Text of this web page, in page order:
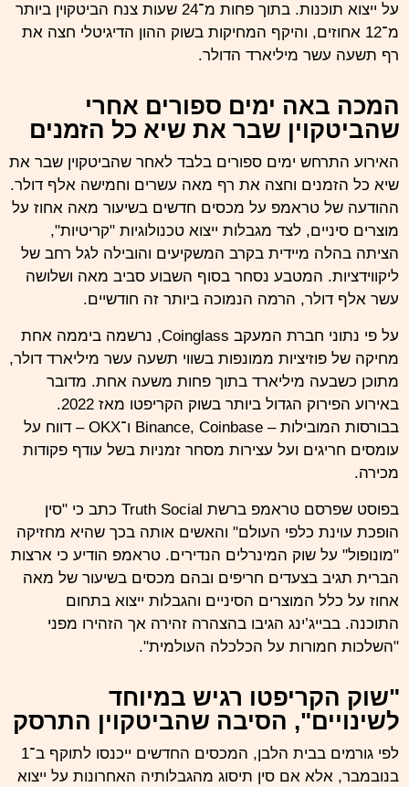
על ייצוא תוכנות. בתוך פחות מ־24 שעות צנח הביטקוין ביותר
מ־12 אחוזים, והיקף המחיקות בשוק ההון הדיגיטלי חצה את
רף תשעה עשר מיליארד הדולר.
המכה באה ימים ספורים אחרי
שהביטקוין שבר את שיא כל הזמנים
האירוע התרחש ימים ספורים בלבד לאחרשהביטקוין שבר את
שיא כל הזמנים וחצה את רף מאה עשרים וחמישה אלף דולר.
ההודעה של טראמפ על מכסים חדשים בשיעור מאה אחוז על
מוצרים סיניים, לצד מגבלות ייצוא טכנולוגיות "קריטיות",
הציתה בהלה מיידית בקרב המשקיעים והובילה לגל רחב של
ליקווידציות. המטבע נסחר בסוף השבוע סביב מאה ושלושה
עשר אלף דולר, הרמה הנמוכה ביותר זה חודשיים.
על פי נתוני חברת המעקב Coinglass, נרשמה ביממה אחת
מחיקה של פוזיציות ממונפות בשווי תשעה עשר מיליארד דולר,
מתוכן כשבעה מיליארד בתוך פחות משעה אחת. מדובר
באירוע הפירוק הגדול ביותר בשוק הקריפטו מאז 2022.
בבורסות המובילות – Binance, Coinbase ו־OKX – דווח על
עומסים חריגים ועל עצירות מסחר זמניות בשל עודף פקודות
מכירה.
בפוסט שפרסםטראמפ ברשת Truth Social כתב כי "סין
הופכת עוינת כלפי העולם" והאשים אותה בכך שהיא מחזיקה
"מונופול" על שוק המינרלים הנדירים. טראמפ הודיע כי ארצות
הברית תגיב בצעדים חריפים ובהם מכסים בשיעור של מאה
אחוז על כלל המוצרים הסיניים והגבלות ייצוא בתחום
התוכנה. בבייג’ינג הגיבו בהצהרה זהירה אך הזהירו מפני
"השלכות חמורות על הכלכלה העולמית".
"שוק הקריפטו רגיש במיוחד
לשינויים", הסיבה שהביטקוין התרסק
לפי גורמיםבבית הלבן
, המכסים החדשים ייכנסו לתוקף ב־1
בנובמבר, אלא אם סין תיסוג מהגבלותיה האחרונות על ייצוא